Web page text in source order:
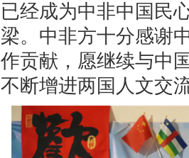
已经成为中非中国民
梁。中非方十分感谢
作贡献，愿继续与中
不断增进两国人文交